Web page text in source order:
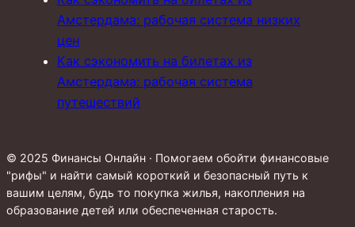
Амстердама: рабочая система низких
цен
Как сэкономить на билетах из
Амстердама: рабочая система
путешествий
© 2025 Финансы Онлайн · Помогаем обойти финансовые
"рифы" и найти самый короткий и безопасный путь к
вашим целям, будь то покупка жилья, накопления на
образование детей или обеспеченная старость.